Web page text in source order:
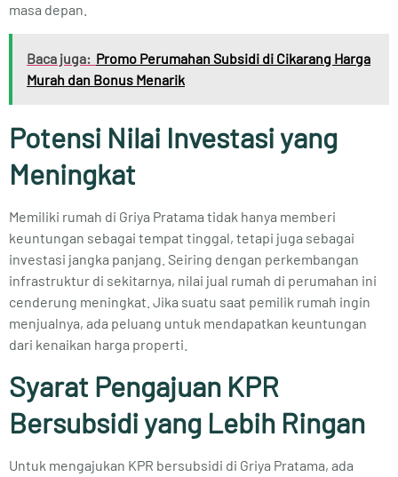
masa depan.
Baca juga: Promo Perumahan Subsidi di Cikarang Harga
Murah dan Bonus Menarik
Potensi Nilai Investasi yang
Meningkat
Memiliki rumah di Griya Pratama tidak hanya memberi
keuntungan sebagai tempat tinggal, tetapi juga sebagai
investasi jangka panjang. Seiring dengan perkembangan
infrastruktur di sekitarnya, nilai jual rumah di perumahan ini
cenderung meningkat. Jika suatu saat pemilik rumah ingin
menjualnya, ada peluang untuk mendapatkan keuntungan
dari kenaikan harga properti.
Syarat Pengajuan KPR
Bersubsidi yang Lebih Ringan
Untuk mengajukan KPR bersubsidi di Griya Pratama, ada